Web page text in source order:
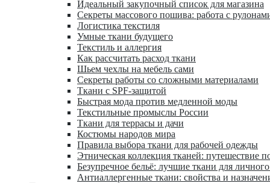
Идеальный закупочный список для магазина
Секреты массового пошива: работа с
Логистика текстиля
Умные ткани будущего
Текстиль и аллергия
Как рассчитать расход ткани
Шьем чехлы на мебель сами
Секреты работы со сложными материалами
Ткани с SPF-защитой
Быстрая мода против медленной моды
Текстильные промыслы России
Ткани для террасы и дачи
Костюмы народов мира
Правила выбора ткани для рабочей одежды
Этническая коллекция тканей: путешествие
Безупречное бельё: лучшие ткани для
Антиаллергенные ткани: свойства и